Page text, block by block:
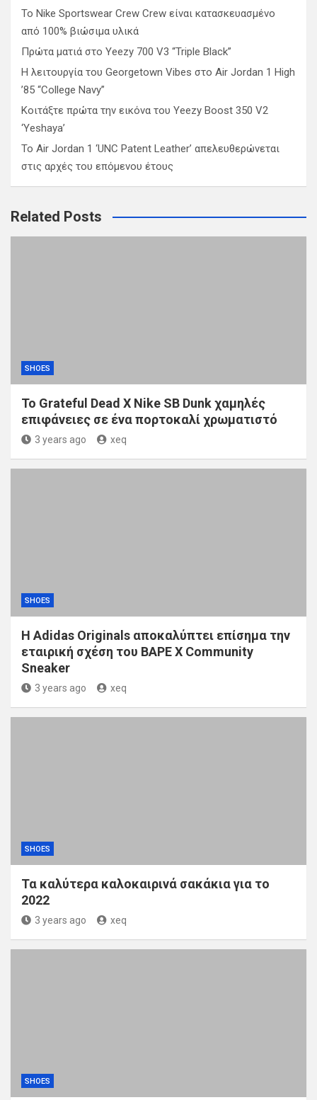
Το Nike Sportswear Crew Crew είναι κατασκευασμένο
από 100% βιώσιμα υλικά
Πρώτα ματιά στο Yeezy 700 V3 “Triple Black”
Η λειτουργία του Georgetown Vibes στο Air Jordan 1 High
’85 “College Navy”
Κοιτάξτε πρώτα την εικόνα του Yeezy Boost 350 V2
‘Yeshaya’
Το Air Jordan 1 ‘UNC Patent Leather’ απελευθερώνεται
στις αρχές του επόμενου έτους
Related Posts
SHOES
Το Grateful Dead X Nike SB Dunk χαμηλές
επιφάνειες σε ένα πορτοκαλί χρωματιστό
3 years ago xeq
SHOES
Η Adidas Originals αποκαλύπτει επίσημα την
εταιρική σχέση του BAPE X Community
Sneaker
3 years ago xeq
SHOES
Τα καλύτερα καλοκαιρινά σακάκια για το
2022
3 years ago xeq
SHOES